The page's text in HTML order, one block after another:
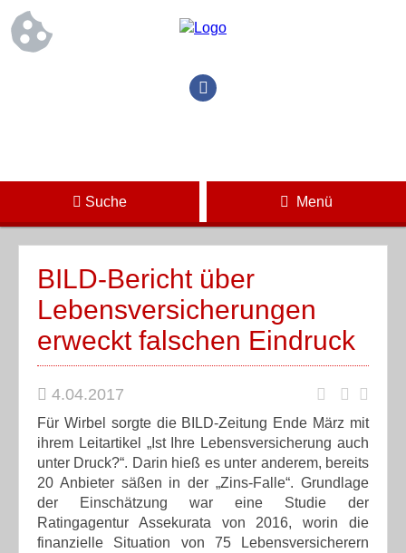
Suche Menü
BILD-Bericht über
Lebensversicherungen
erweckt falschen Eindruck
4.04.2017
Für Wirbel sorgte die BILD-Zeitung Ende März mit
ihrem Leitartikel „Ist Ihre Lebensversicherung auch
unter Druck?“. Darin hieß es unter anderem, bereits
20 Anbieter säßen in der „Zins-Falle“. Grundlage
der Einschätzung war eine Studie der
Ratingagentur Assekurata von 2016, worin die
finanzielle Situation von 75 Lebensversicherern